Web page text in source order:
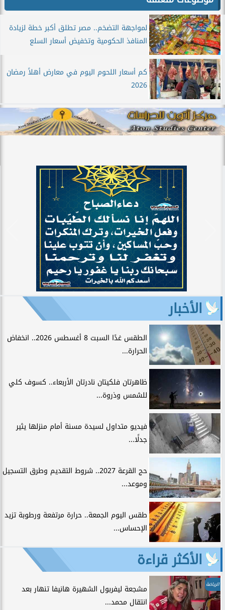
لمواجهة التضخم.. مصر تطلق أكبر خطة لزيادة
المنافذ الحكومية وتخفيض أسعار السلع
كم أسعار اللحوم اليوم في معارض أهلاً رمضان
2026
الأخبار
الطقس غدًا السبت 8 أغسطس 2026.. انخفاض
الحرارة...
ظاهرتان فلكيتان نادرتان الأربعاء.. كسوف كلي
للشمس وذروة...
فيديو متداول لسيدة مسنة أمام منزلها يثير
جدلًا...
حج القرعة 2027.. شروط التقديم وطرق التسجيل
وموعد...
طقس اليوم الجمعة.. حرارة مرتفعة ورطوبة تزيد
الإحساس...
الأكثر قراءة
الرياضة
مشجعة ليفربول الشهيرة هانيفا تنهار بعد
انتقال محمد...